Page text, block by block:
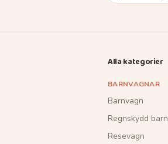
Alla kategorier
BARNVAGNAR
Barnvagn
Regnskydd
Resevagn